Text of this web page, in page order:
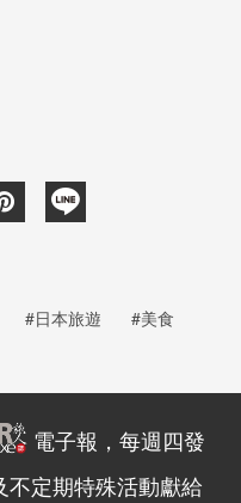
#日本旅遊 #美食
電子報，每週四發
定期特殊活動獻給